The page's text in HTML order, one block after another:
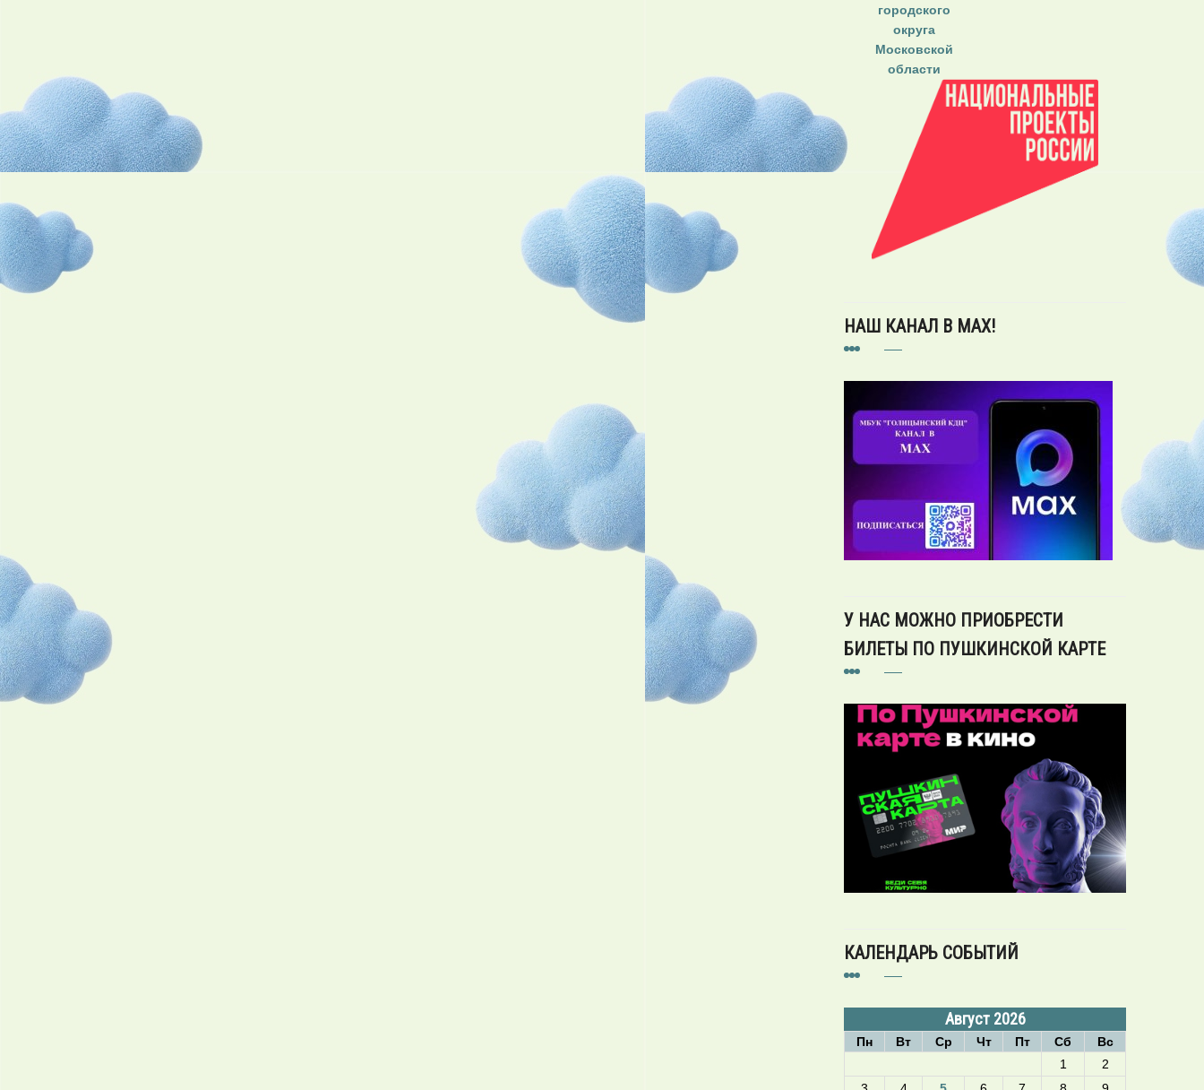
городского
округа
Московской
области
НАШ КАНАЛ В MAX!
У НАС МОЖНО ПРИОБРЕСТИ
БИЛЕТЫ ПО ПУШКИНСКОЙ КАРТЕ
КАЛЕНДАРЬ СОБЫТИЙ
Август 2026
Пн Вт Ср Чт Пт Сб
Вс
1
2